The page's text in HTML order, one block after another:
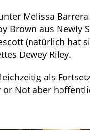
Melissa
Brown aus Newly
(natürlich hat
Dewey Riley.
als
or Not aber